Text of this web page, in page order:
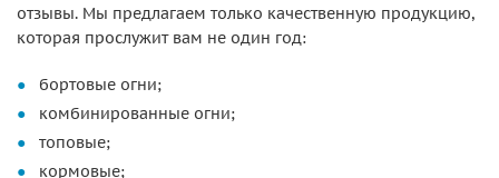
отзывы. Мы предлагаем только качественную продукцию,
которая прослужит вам не один год:
бортовые огни;
комбинированные огни;
топовые;
кормовые;